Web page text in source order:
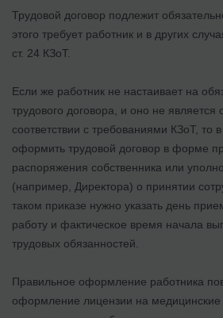
Трудовой договор подлежит
этого требует работник и в других
ст. 24 КЗоТ.
Если же работник не настаивает на
трудового договора, и оно не является
соответствии с требованиями КЗоТ, то
оформить трудовой договор в форме
распоряжения собственника или
(например, Директора) о принятии
таком приказе нужно указать день
работу и фактическое время начала
трудовых обязанностей.
Правильное оформление работника
оформление лицензии на